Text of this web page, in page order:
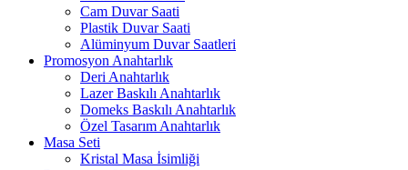
Cam Duvar Saati
Plastik Duvar Saati
Alüminyum Duvar Saatleri
Promosyon Anahtarlık
Deri Anahtarlık
Lazer Baskılı Anahtarlık
Domeks Baskılı Anahtarlık
Özel Tasarım Anahtarlık
Masa Seti
Kristal Masa İsimliği